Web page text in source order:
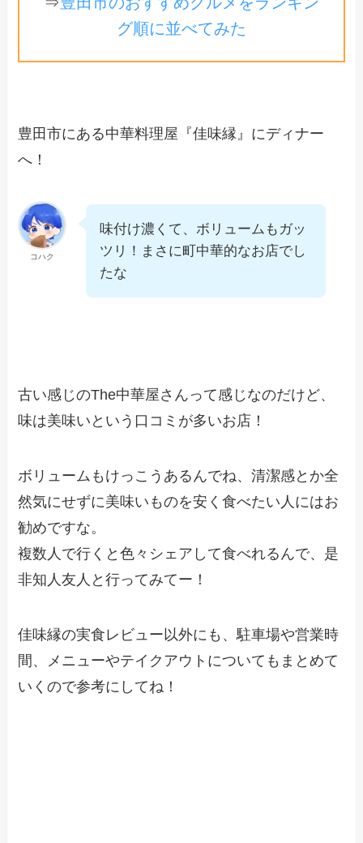
グ順に並べてみた
豊田市にある中華料理屋『佳味縁』にディナー
へ！
コハク
味付け濃くて、ボリュームもガッ
ツリ！まさに町中華的なお店でし
たな
古い感じのThe中華屋さんって感じなのだけど、
味は美味いという口コミが多いお店！
ボリュームもけっこうあるんでね、清潔感とか全
然気にせずに美味いものを安く食べたい人にはお
勧めですな。
複数人で行くと色々シェアして食べれるんで、是
非知人友人と行ってみてー！
佳味縁の実食レビュー以外にも、駐車場や営業時
間、メニューやテイクアウトについてもまとめて
いくので参考にしてね！